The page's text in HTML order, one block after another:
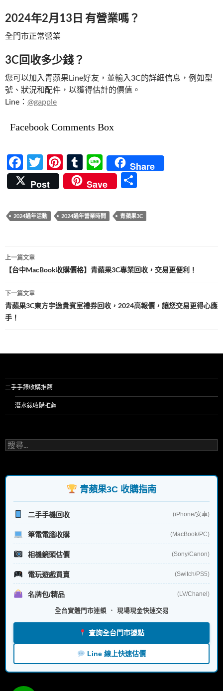
2024年2月13日 有營業嗎？
全門市正常營業
3C回收多少錢？
您可以加入青蘋果Line好友，並輸入3C的詳細信息，例如型
號、狀況和配件，以獲得估計的價值。
Line： @gapple
Facebook Comments Box
F
ac
e
b
o
o
k
T
w
itt
er
Pi
nt
er
es
t
T
u
m
bl
r
Li
n
e
Share
Post
Save
2024過年活動 2024過年營業時間 青蘋果3C
文
章
導
覽
上一篇文章
【台中MacBook收購價格】青蘋果3C專業回收，交易更便利！
下一篇文章
青蘋果3C東方宇逸貴賓室禮券回收，2024高報價，讓您交易更得心應
手！
二手手錶收購推薦
潛水錶收購推薦
搜
尋
字:
青蘋果3C 收購指南
二手手機回收 (iPhone/安卓)
筆電電腦收購 (MacBook/PC)
相機鏡頭估價 (Sony/Canon)
電玩遊戲買賣 (Switch/PS5)
名牌包/精品 (LV/Chanel)
全台實體門市連鎖 ． 現場現金快速交易
查詢全台門市據點
Line 線上快速估價